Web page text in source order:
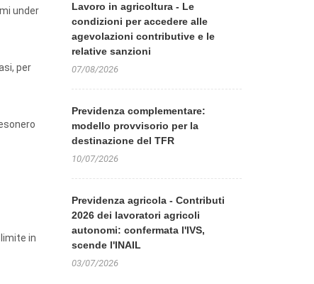
under
per
in
Lavoro in agricoltura - Le
condizioni per accedere alle
agevolazioni contributive e le
relative sanzioni
07/08/2026
Previdenza complementare:
modello provvisorio per la
destinazione del TFR
10/07/2026
Previdenza agricola - Contributi
2026 dei lavoratori agricoli
autonomi: confermata l'IVS,
scende l'INAIL
03/07/2026